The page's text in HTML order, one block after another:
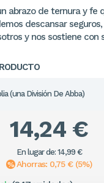
abrazo de ternura y fe
descansar
y nos sostiene con
(una División De Abba)
14,24 €
En lugar de: 14,99 €
Ahorras: 0,75 € (5%)